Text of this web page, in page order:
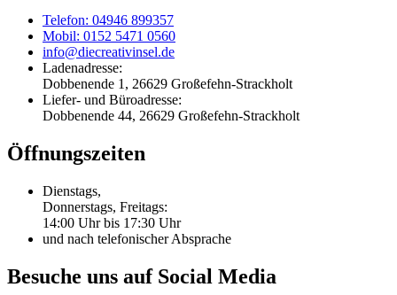
Telefon: 04946 899357
Mobil: 0152 5471 0560
info@diecreativinsel.de
Ladenadresse:
Dobbenende 1, 26629 Großefehn-Strackholt
Liefer- und Büroadresse:
Dobbenende 44, 26629 Großefehn-Strackholt
Öffnungszeiten
Dienstags,
Donnerstags, Freitags:
14:00 Uhr bis 17:30 Uhr
und nach telefonischer Absprache
Besuche uns auf Social Media